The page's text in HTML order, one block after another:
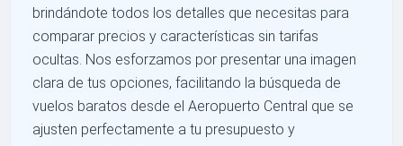
brindándote todos los detalles que necesitas para
comparar precios y características sin tarifas
ocultas. Nos esforzamos por presentar una imagen
clara de tus opciones, facilitando la búsqueda de
vuelos baratos desde el Aeropuerto Central que se
ajusten perfectamente a tu presupuesto y